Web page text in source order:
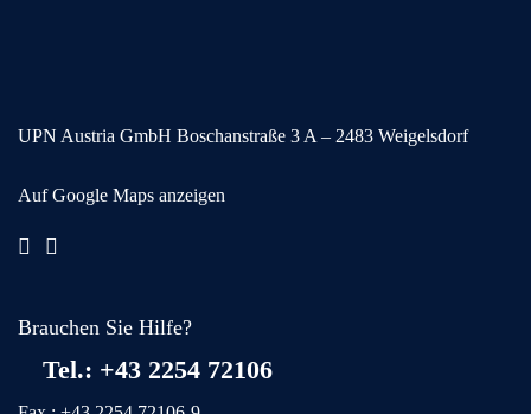
UPN Austria GmbH Boschanstraße 3 A – 2483 Weigelsdorf
Auf Google Maps anzeigen
Brauchen Sie Hilfe?
Tel.: +43 2254 72106